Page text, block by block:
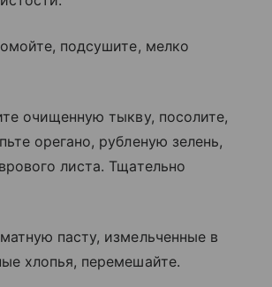
подсушите, мелко
очищенную тыкву, посолите,
орегано, рубленую зелень,
листа. Тщательно
пасту, измельченные в
хлопья, перемешайте.